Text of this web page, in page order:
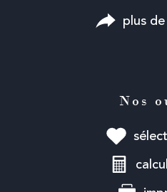
plus
Nos